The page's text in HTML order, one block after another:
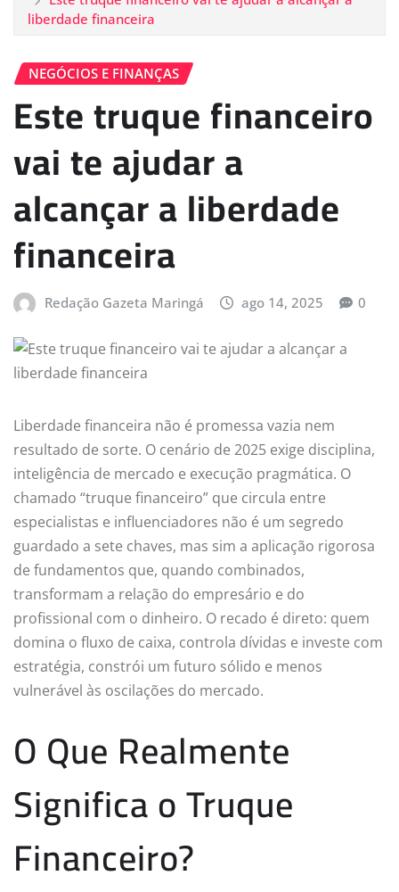
liberdade financeira
NEGÓCIOS E FINANÇAS
Este truque financeiro
vai te ajudar a
alcançar a liberdade
financeira
Redação Gazeta Maringá ago 14, 2025 0
Liberdade financeira não é promessa vazia nem
resultado de sorte. O cenário de 2025 exige disciplina,
inteligência de mercado e execução pragmática. O
chamado “truque financeiro” que circula entre
especialistas e influenciadores não é um segredo
guardado a sete chaves, mas sim a aplicação rigorosa
de fundamentos que, quando combinados,
transformam a relação do empresário e do
profissional com o dinheiro. O recado é direto: quem
domina o fluxo de caixa, controla dívidas e investe com
estratégia, constrói um futuro sólido e menos
vulnerável às oscilações do mercado.
O Que Realmente
Significa o Truque
Financeiro?